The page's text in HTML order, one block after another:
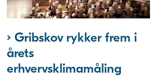
Gribskov rykker frem i
årets
erhvervsklimamåling